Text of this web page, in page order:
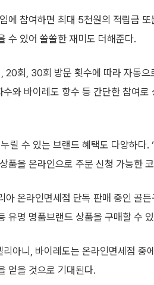
에 참여하면 최대 5천원의 적립금
수 있어 쏠쏠한 재미도 더해준다.
20회, 30회 방문 횟수에 따라 자동
와 바이레도 향수 등 간단한 참여
릴 수 있는 브랜드 혜택도 다양하다.
품을 온라인으로 주문 신청 가능한
아 온라인면세점 단독 판매 중인 골
유명 명품브랜드 상품을 구매할 수
아니, 바이레도는 온라인면세점 중
얻을 것으로 기대된다.